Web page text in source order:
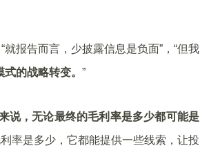
报告而言，少披露信息是负面”，“但我
的战略转变。 ”
说，无论最终的毛利率是多少都可能是
率是多少，它都能提供一些线索，让投